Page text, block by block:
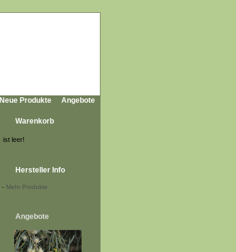
Neue Produkte Angebote
Warenkorb
ist leer!
Hersteller Info
- Mehr Produkte
Angebote